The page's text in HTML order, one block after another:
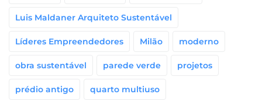
Luis Maldaner Arquiteto Sustentável
Líderes Empreendedores Milão moderno
obra sustentável parede verde projetos
prédio antigo quarto multiuso